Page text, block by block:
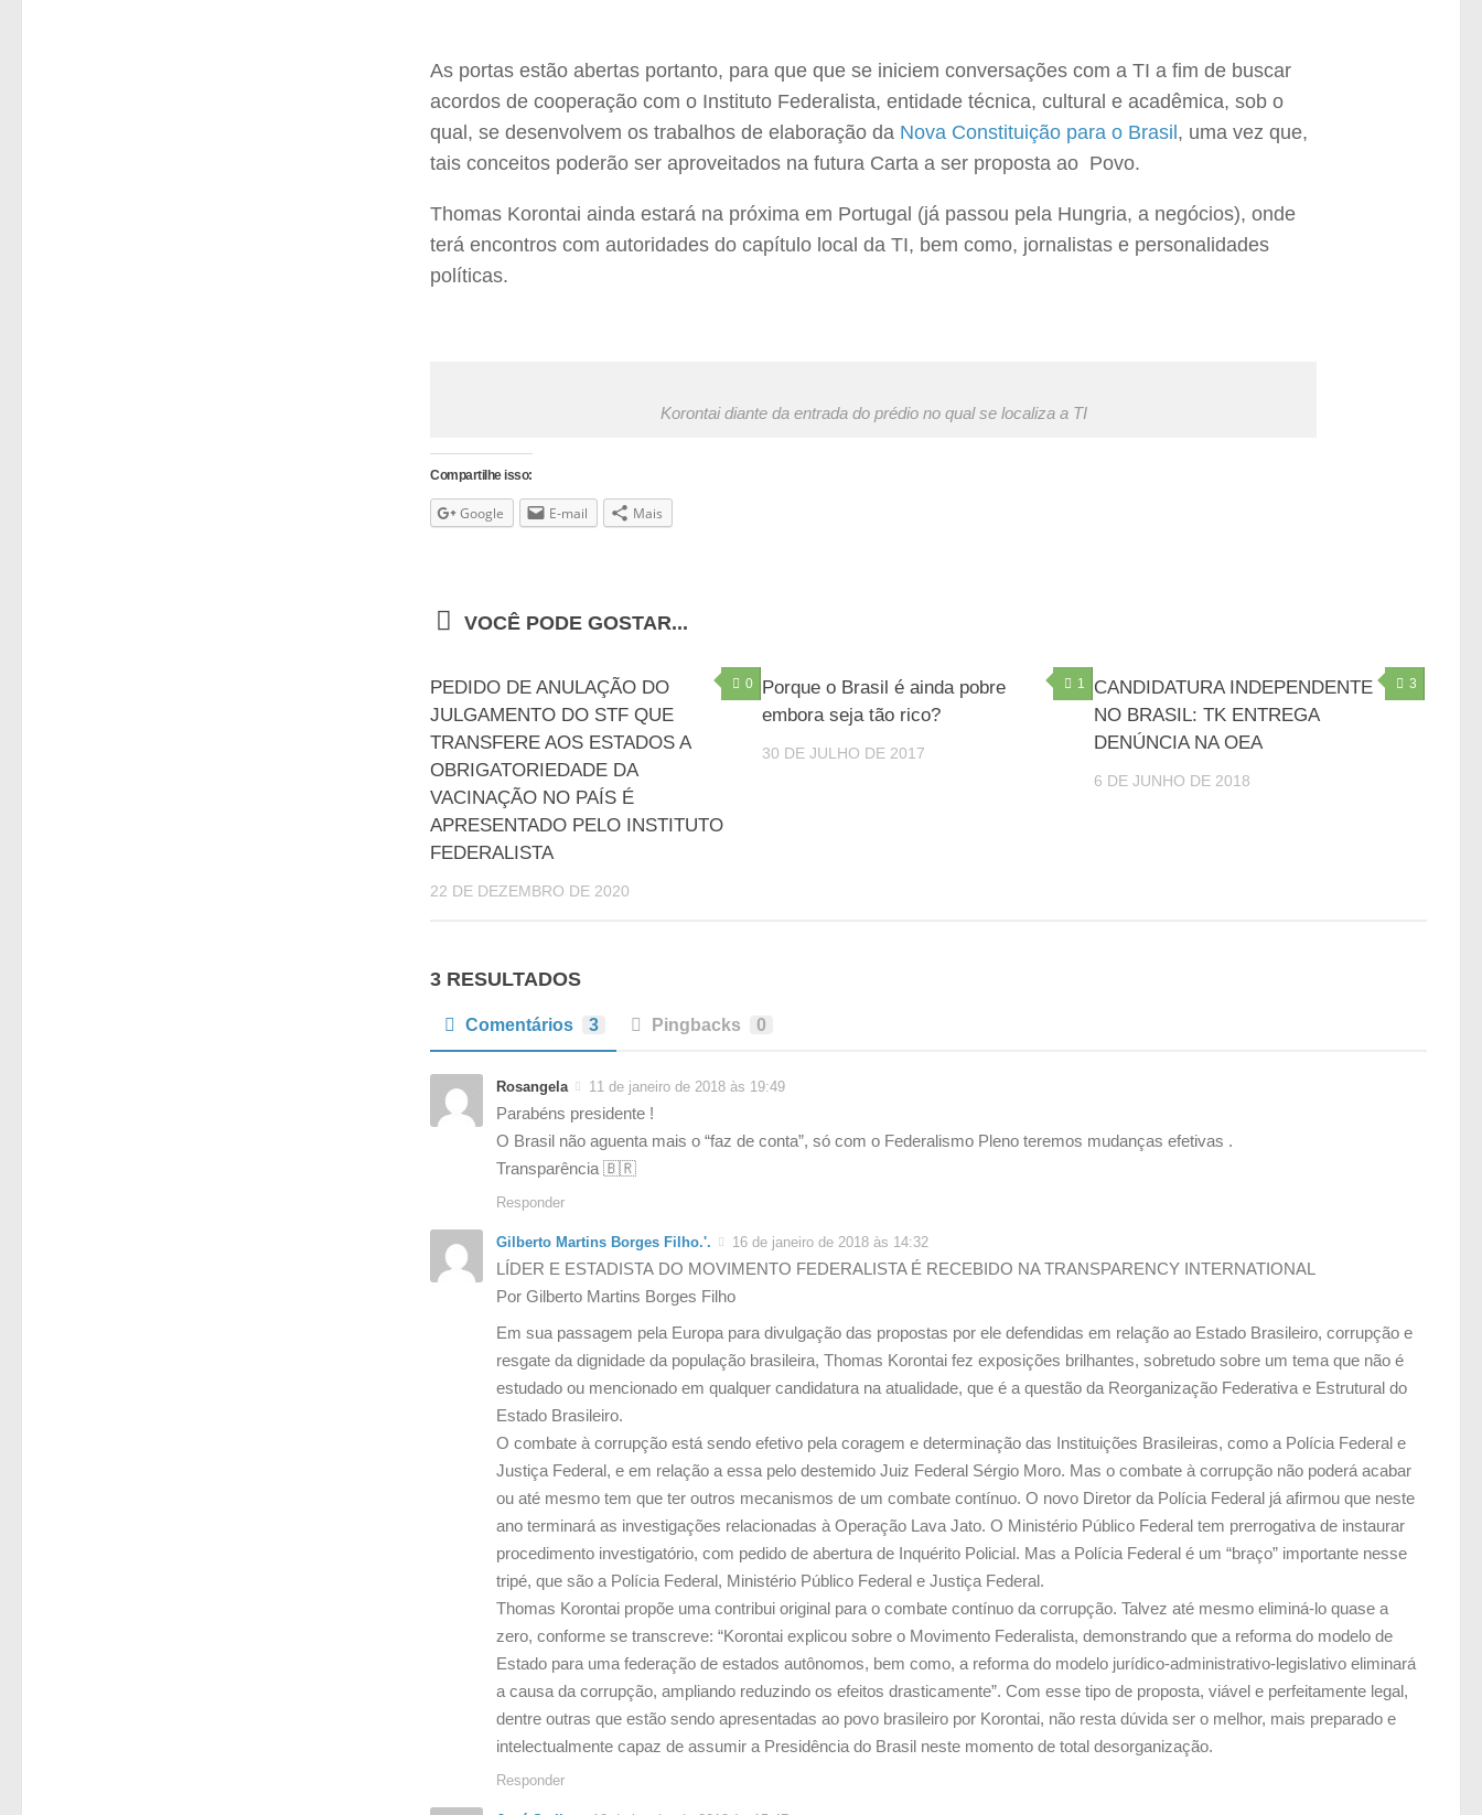
As portas estão abertas portanto, para que que se iniciem conversações com a TI a fim de buscar
acordos de cooperação com o Instituto Federalista, entidade técnica, cultural e acadêmica, sob o
qual, se desenvolvem os trabalhos de elaboração da Nova Constituição para o Brasil , uma vez que,
tais conceitos poderão ser aproveitados na futura Carta a ser proposta ao Povo.
Thomas Korontai ainda estará na próxima em Portugal (já passou pela Hungria, a negócios), onde
terá encontros com autoridades do capítulo local da TI, bem como, jornalistas e personalidades
políticas.
Korontai diante da entrada do prédio no qual se localiza a TI
Compartilhe isso:
Google E-mail Mais
VOCÊ PODE GOSTAR...
0
PEDIDO DE ANULAÇÃO DO
JULGAMENTO DO STF QUE
TRANSFERE AOS ESTADOS A
OBRIGATORIEDADE DA
VACINAÇÃO NO PAÍS É
APRESENTADO PELO INSTITUTO
FEDERALISTA
22 DE DEZEMBRO DE 2020
1
Porque o Brasil é ainda pobre
embora seja tão rico?
30 DE JULHO DE 2017
3
CANDIDATURA INDEPENDENTE
NO BRASIL: TK ENTREGA
DENÚNCIA NA OEA
6 DE JUNHO DE 2018
3 RESULTADOS
Comentários 3 Pingbacks 0
Rosangela 11 de janeiro de 2018 às 19:49
Parabéns presidente !
O Brasil não aguenta mais o “faz de conta”, só com o Federalismo Pleno teremos mudanças efetivas .
Transparência 🇧🇷
Responder
Gilberto Martins Borges Filho.'. 16 de janeiro de 2018 às 14:32
LÍDER E ESTADISTA DO MOVIMENTO FEDERALISTA É RECEBIDO NA TRANSPARENCY INTERNATIONAL
Por Gilberto Martins Borges Filho
Em sua passagem pela Europa para divulgação das propostas por ele defendidas em relação ao Estado Brasileiro, corrupção e
resgate da dignidade da população brasileira, Thomas Korontai fez exposições brilhantes, sobretudo sobre um tema que não é
estudado ou mencionado em qualquer candidatura na atualidade, que é a questão da Reorganização Federativa e Estrutural do
Estado Brasileiro.
O combate à corrupção está sendo efetivo pela coragem e determinação das Instituições Brasileiras, como a Polícia Federal e
Justiça Federal, e em relação a essa pelo destemido Juiz Federal Sérgio Moro. Mas o combate à corrupção não poderá acabar
ou até mesmo tem que ter outros mecanismos de um combate contínuo. O novo Diretor da Polícia Federal já afirmou que neste
ano terminará as investigações relacionadas à Operação Lava Jato. O Ministério Público Federal tem prerrogativa de instaurar
procedimento investigatório, com pedido de abertura de Inquérito Policial. Mas a Polícia Federal é um “braço” importante nesse
tripé, que são a Polícia Federal, Ministério Público Federal e Justiça Federal.
Thomas Korontai propõe uma contribui original para o combate contínuo da corrupção. Talvez até mesmo eliminá-lo quase a
zero, conforme se transcreve: “Korontai explicou sobre o Movimento Federalista, demonstrando que a reforma do modelo de
Estado para uma federação de estados autônomos, bem como, a reforma do modelo jurídico-administrativo-legislativo eliminará
a causa da corrupção, ampliando reduzindo os efeitos drasticamente”. Com esse tipo de proposta, viável e perfeitamente legal,
dentre outras que estão sendo apresentadas ao povo brasileiro por Korontai, não resta dúvida ser o melhor, mais preparado e
intelectualmente capaz de assumir a Presidência do Brasil neste momento de total desorganização.
Responder